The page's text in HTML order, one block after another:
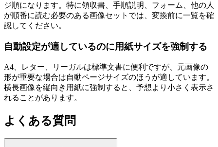
ジ順になります。特に領収書、手順説明、フォーム、他の人
が順番に読む必要のある画像セットでは、変換前に一覧を確
認してください。
自動設定が適しているのに用紙サイズを強制する
A4、レター、リーガルは標準文書に便利ですが、元画像の
形が重要な場合は自動ページサイズのほうが適しています。
横長画像を縦向き用紙に強制すると、予想より小さく表示さ
れることがあります。
よくある質問